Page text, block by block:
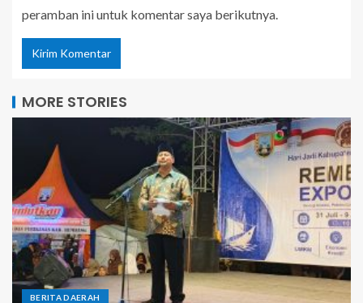
peramban ini untuk komentar saya berikutnya.
MORE STORIES
BERITA DAERAH